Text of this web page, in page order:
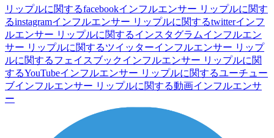
リップルに関するfacebookインフルエンサー リップルに関す
るinstagramインフルエンサー リップルに関するtwitterインフ
ルエンサー リップルに関するインスタグラムインフルエン
サー リップルに関するツイッターインフルエンサー リップ
ルに関するフェイスブックインフルエンサー リップルに関
するYouTubeインフルエンサー リップルに関するユーチュー
ブインフルエンサー リップルに関する動画インフルエンサ
ー